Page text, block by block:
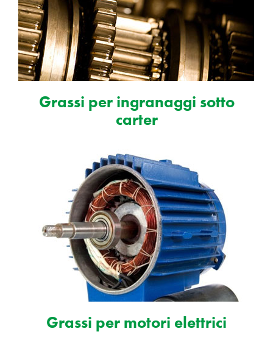
Grassi per ingranaggi sotto
carter
Grassi per motori elettrici